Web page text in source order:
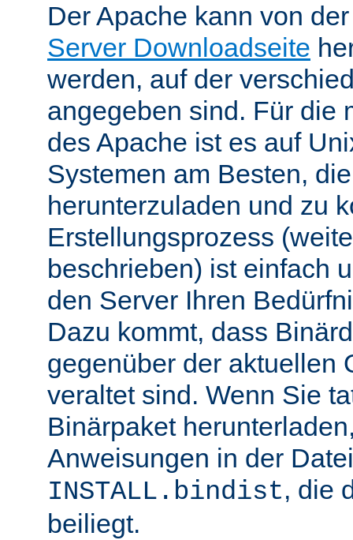
Der Apache kann von
Server Downloadseite
werden, auf der
angegeben sind. Für die
des Apache ist es auf
Systemen am Besten,
herunterzuladen und zu
Erstellungsprozess
beschrieben) ist einfach
den Server Ihren
Dazu kommt, dass
gegenüber der aktuellen
veraltet sind. Wenn Sie
Binärpaket
Anweisungen in der Datei
INSTALL.bindist, die
beiliegt.